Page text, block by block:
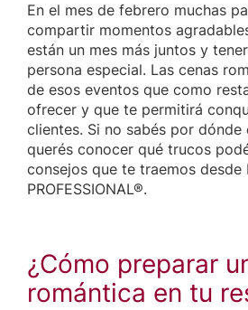
En el mes de febrero muchas
compartir momentos
están un mes más juntos y
persona especial. Las cenas
de esos eventos que como
ofrecer y que te permitirá
clientes. Si no sabés por dónde
querés conocer qué trucos
consejos que te traemos desde
PROFESSIONAL®.
¿Cómo preparar
romántica en tu